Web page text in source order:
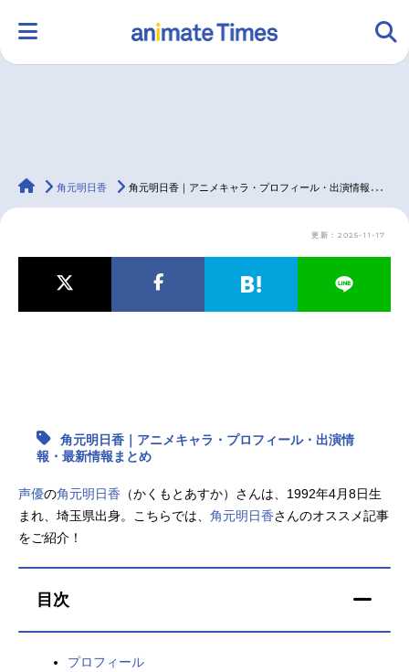
ラジオ みんなの声 グッズ 映画
マンガ・ラノベ ゲーム・アプリ 音楽 コスプレ
アニメ映画一覧 実写化映画一覧
春アニメ 夏アニメ
男性声優/女性声優一覧
animateTimes
角元明日香 角元明日香｜アニメキャラ・プロフィール・出演情報・最新情報まとめ
更新：2025-11-17
角元明日香｜アニメキャラ・プロフィール・出演情
報・最新情報まとめ
声優の角元明日香 （かくもとあすか）さんは、1992年4月8日生
まれ、埼玉県出身。こちらでは、 角元明日香さんのオススメ記事
をご紹介！
目次
プロフィール